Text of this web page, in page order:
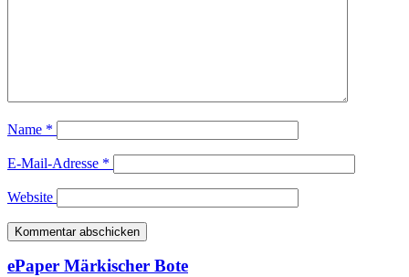
Name *
E-Mail-Adresse *
Website
ePaper Märkischer Bote